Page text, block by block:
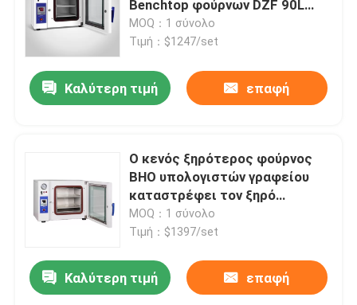
Τροχιακός επωαστήρας δονητών
Επωαστήρας του CO2
Περιβαλλοντικοί Θάλαμοι Δοκιμών
Αναδευτήρας Εκκολαπτηρίου Αιμοπεταλίων
Καλύψτε - φούρνος
Benchtop φούρνων DZF 90L
που θεραπεύει το φούρνο
MOQ：1 σύνολο
Τιμή：$1247/set
Καλύτερη τιμή επαφή
Ο κενός ξηρότερος φούρνος
BHO υπολογιστών γραφείου
καταστρέφει τον ξηρό
εξοπλισμό εργαστηρίων
φούρνων
MOQ：1 σύνολο
Τιμή：$1397/set
Καλύτερη τιμή επαφή